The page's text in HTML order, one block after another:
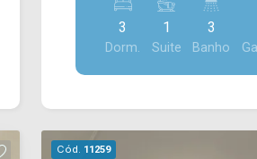
acolhedores, amplos e
proporcionando uma
de conforto e sofisticação. São 433M²
de terreno e 239M² de
estar. A área interna dispõe de ampla
3
Dorm.
1
Suite
3
Banho
Cód. 11259